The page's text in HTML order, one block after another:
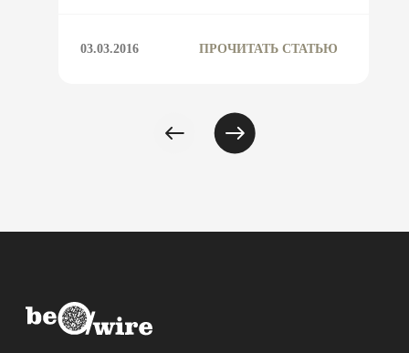
03.03.2016 ПРОЧИТАТЬ СТАТЬЮ